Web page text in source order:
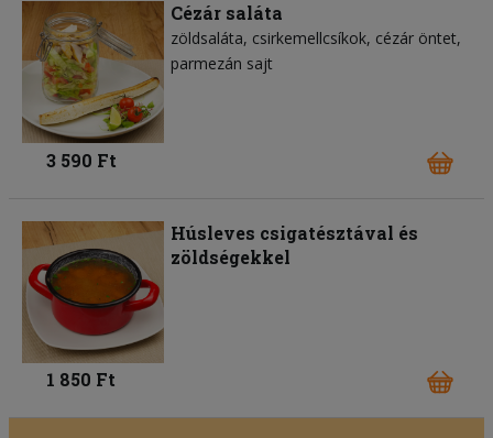
Cézár saláta
zöldsaláta csirkemellcsíkok cézár öntet
parmezán sajt
3 590 Ft
Húsleves csigatésztával és
zöldségekkel
1 850 Ft